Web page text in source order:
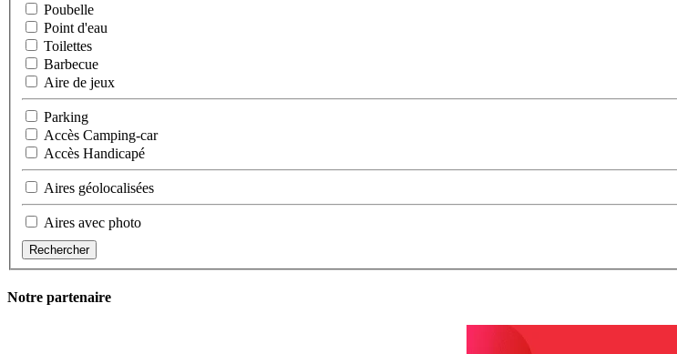
Poubelle
Point d'eau
Toilettes
Barbecue
Aire de jeux
Parking
Accès Camping-car
Accès Handicapé
Aires géolocalisées
Aires avec photo
Rechercher
Notre partenaire